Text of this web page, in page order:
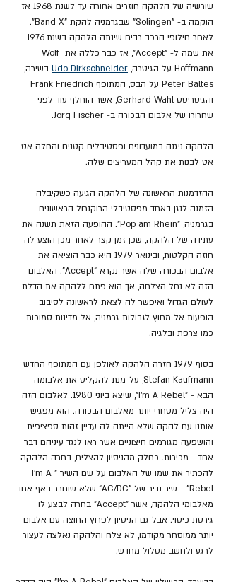
שורשיה של הלהקה חוזרים אחורה עד לשנת 1968 אז
הוקמה ב- "Solingen" שבגרמניה להקת "Band X".
את שמה ל- "Accept", אז כבר כללה את Wolf
Hoffmann על הגיטרה,
Udo Dirkschneider בשירה,
והגיטריסט Gerhard Wahl, אשר הוחלף עוד לפני
שחרורו של אלבום הבכורה ב- Jörg Fischer.
הלהקה ניגנה במועדונים ופסטיבלים קטנים והחלה אט
אט לבנות את קהל המעריצים שלה.
ההזדמנות הראשונה של הלהקה הגיעה כשקיבלה
הזמנה לנגן באחד מפסטיבלי הרוקנרול הראשונים
בגרמניה, "Pop am Rhein". ההופעה הזאת תשנה את
עתידה של הלהקה, שכן זמן קצר לאחר מכן הוצע לה
חוזה הקלטות, ובינואר 1979 היא כבר הוציאה את
אלבום הבכורה שלה אשר נקרא "Accept". האלבום
הזה לא נחל הצלחה, אך הוא פתח ללהקה את הדלת
לעולם הגדול ואיפשר לה לצאת לראשונה לסיבוב
הופעות אל מחוץ לגבולות גרמניה, אל מדינות סמוכות
כמו צרפת ובלגיה.
בסוף 1979 חזרה הלהקה לאולפן עם המתופף החדש
Stefan Kaufmann, על-מנת להקליט את אלבומה
הבא - "I'm A Rebel", שיצא ביוני 1980. לאלבום הזה
היה צליל מסחרי יותר מאלבום הבכורה. הוא מפגיש
אותנו עם להקה שלא הייתה לה עדיין זהות ספציפית
והושפעה מגורמים חיצוניים אשר ראו לנגד עיניהם דבר
אחד - מכירות. כחלק מהניסיון להצליח, בחרה הלהקה
להכתיר את שמו של האלבום על שם השיר "I'm A
Rebel" - שיר נדיר של "AC/DC" שלא שוחרר באף אחד
מאלבומי הלהקה, אשר "Accept" בחרה לבצע לו
גירסת כיסוי. אבל גם הניסיון לפרוץ החוצה עם אלבום
יותר ממוסחר מקודמו, לא צלח והלהקה נאלצה לעצור
לרגע ולחשב מסלול מחדש.